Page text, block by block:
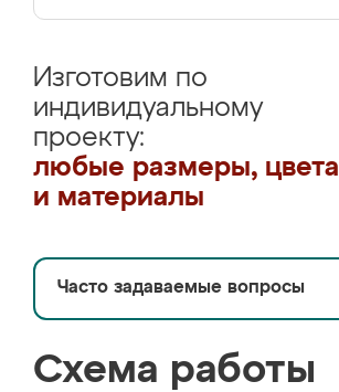
Изготовим по
индивидуальному
проекту:
любые размеры, цвета
и материалы
Часто задаваемые вопросы
Схема работы